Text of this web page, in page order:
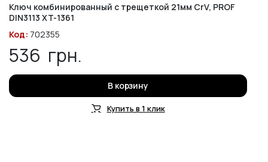
Ключ комбинированный с трещеткой 21мм CrV, PROF
DIN3113 XT-1361
Код: 702355
536 грн.
В корзину
Купить в 1 клик